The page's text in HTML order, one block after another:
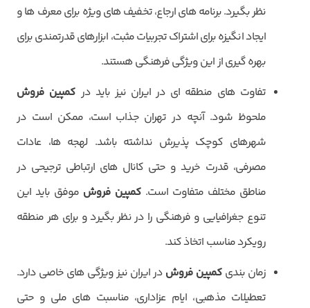
نظر بگیرد. برنامه های ارجاع، تخفیف های ویژه برای معرف ها و
ایجاد انگیزه برای اشتراک تجربیات مثبت، ابزارهای قدرتمندی برای
بهره گیری از این ویژگی فرهنگی هستند.
تفاوت های منطقه ای در ایران نیز باید در کمپین فروش
ملحوظ شود. آنچه در تهران جذاب است، ممکن است در
شهرهای کوچک پذیرش نداشته باشد. لهجه ها، عادات
مصرفی، قدرت خرید و حتی کانال های ارتباطی ترجیحی در
مناطق مختلف متفاوت است. کمپین فروش موفق باید این
تنوع جغرافیایی و فرهنگی را در نظر بگیرد و برای هر منطقه
رویکرد مناسب اتخاذ کند.
زمان بندیکمپین فروش در ایران نیز ویژگی های خاصی دارد.
تعطیلات مذهبی، ایام عزاداری، مناسبت های ملی و حتی